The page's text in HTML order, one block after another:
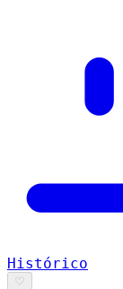
Histórico
♡